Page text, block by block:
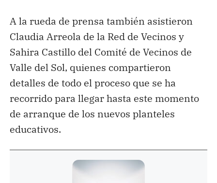
A la rueda de prensa también asistieron
Claudia Arreola de la Red de Vecinos y
Sahira Castillo del Comité de Vecinos de
Valle del Sol, quienes compartieron
detalles de todo el proceso que se ha
recorrido para llegar hasta este momento
de arranque de los nuevos planteles
educativos.